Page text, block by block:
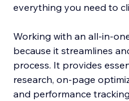
everything you need to
Working with an all-in-
because it streamlines
process. It provides
research, on-page
and performance